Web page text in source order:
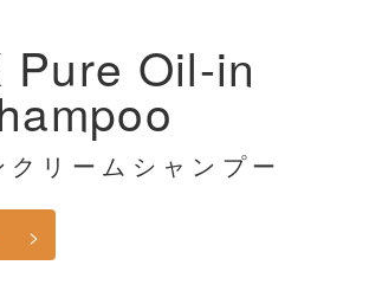
Pure Oil-in
リームシャンプー
>